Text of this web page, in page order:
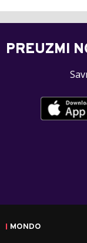
PREUZMI
MONDO